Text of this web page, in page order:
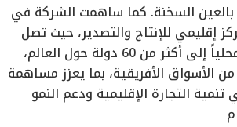
السخنة. كما ساهمت الشركة في
إقليمي للإنتاج والتصدير، حيث تصل
المنتجات المُصنّعة محلياً إلى أكثر من 60 دولة حول العالم،
الأسواق الأفريقية، بما يعزز مساهمة
التجارة الإقليمية ودعم النمو